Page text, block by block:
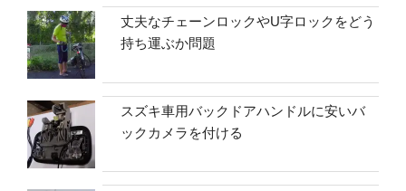
丈夫なチェーンロックやU字ロックをどう
持ち運ぶか問題
スズキ車用バックドアハンドルに安いバ
ックカメラを付ける